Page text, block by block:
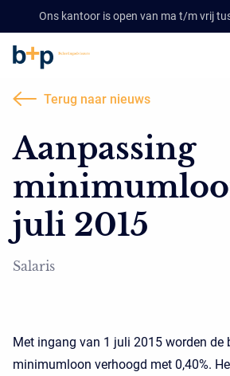
Ons kantoor is open van ma t/m vrij
Terug naar nieuws
Aanpassing
juli 2015
Salaris
Met ingang van 1 juli 2015 worden de
minimumloon verhoogd met 0,40%.